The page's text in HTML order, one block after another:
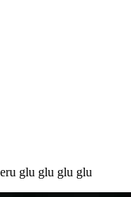
glu glu glu glu